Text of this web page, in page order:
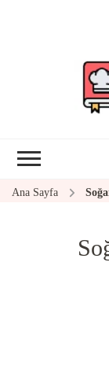
Ana Sayfa